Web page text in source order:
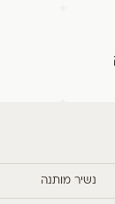
נשיר מותנה